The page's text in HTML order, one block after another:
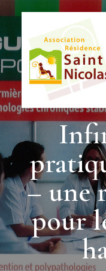
Association
Résidence
Saint
Nicolas
Humanisme,
garantie
et
respect
de
la
dignité
– une
pour